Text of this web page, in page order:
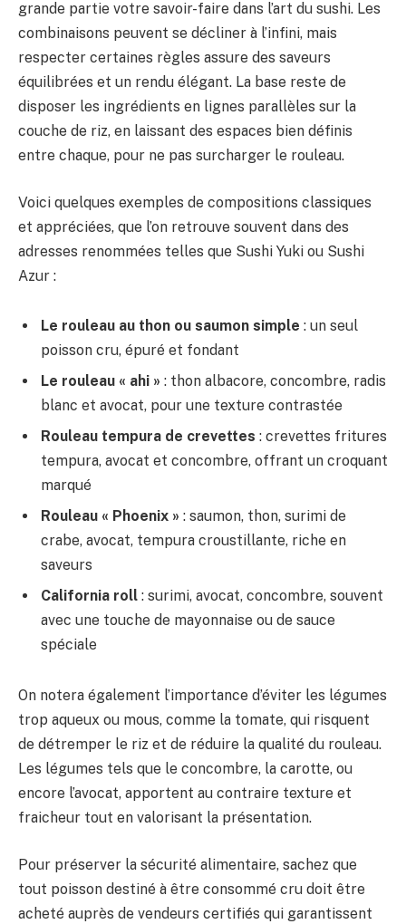
grande partie votre savoir-faire dans l’art du sushi. Les
combinaisons peuvent se décliner à l’infini, mais
respecter certaines règles assure des saveurs
équilibrées et un rendu élégant. La base reste de
disposer les ingrédients en lignes parallèles sur la
couche de riz, en laissant des espaces bien définis
entre chaque, pour ne pas surcharger le rouleau.
Voici quelques exemples de compositions classiques
et appréciées, que l’on retrouve souvent dans des
adresses renommées telles que Sushi Yuki ou Sushi
Azur :
Le rouleau au thon ou saumon simple : un seul
poisson cru, épuré et fondant
Le rouleau « ahi » : thon albacore, concombre, radis
blanc et avocat, pour une texture contrastée
Rouleau tempura de crevettes : crevettes fritures
tempura, avocat et concombre, offrant un croquant
marqué
Rouleau « Phoenix » : saumon, thon, surimi de
crabe, avocat, tempura croustillante, riche en
saveurs
California roll : surimi, avocat, concombre, souvent
avec une touche de mayonnaise ou de sauce
spéciale
On notera également l’importance d’éviter les légumes
trop aqueux ou mous, comme la tomate, qui risquent
de détremper le riz et de réduire la qualité du rouleau.
Les légumes tels que le concombre, la carotte, ou
encore l’avocat, apportent au contraire texture et
fraicheur tout en valorisant la présentation.
Pour préserver la sécurité alimentaire, sachez que
tout poisson destiné à être consommé cru doit être
acheté auprès de vendeurs certifiés qui garantissent